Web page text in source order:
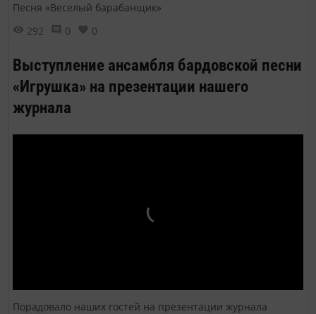
Песня «Веселый барабанщик»
292
0 0
Выступление ансамбля бардовской песни
«Игрушка» на презентации нашего
журнала
Порадовало наших гостей на презентации журнала